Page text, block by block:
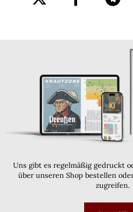
Uns gibt es regelmäßig gedruckt
über unseren Shop bestellen
zugreifen.